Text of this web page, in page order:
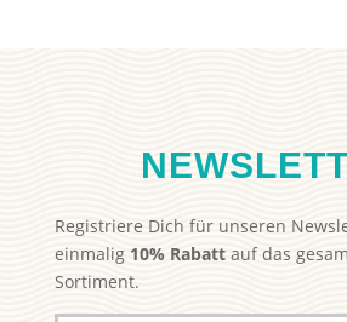
Registriere Dich für unseren
einmalig 10% Rabattauf das
Sortiment.